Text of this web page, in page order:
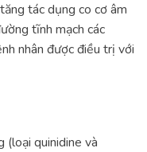
tác dụng co cơ âm
tĩnh mạch các
nhân được điều trị với
(loại quinidine và